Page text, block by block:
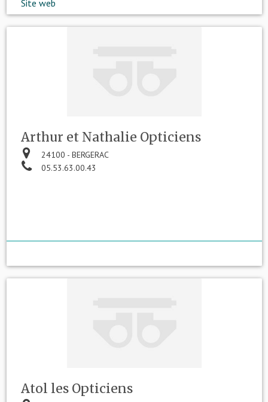
Site web
Arthur et Nathalie Opticiens
24100 - BERGERAC
05.53.63.00.43
Atol les Opticiens